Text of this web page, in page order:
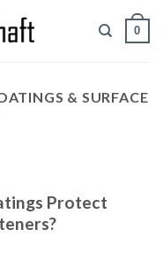
0
& SURFACE
Protect